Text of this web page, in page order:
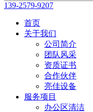
139-2579-9207
首页
关于我们
公司简介
团队风采
资质证书
合作伙伴
亮佳设备
服务项目
办公区清洁